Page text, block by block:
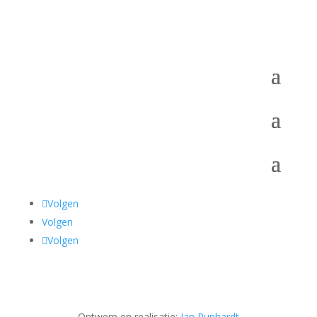
Volgen
Volgen
Volgen